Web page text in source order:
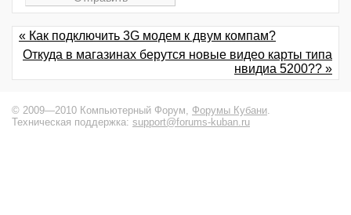
« Как подключить 3G модем к двум компам?
Откуда в магазинах берутся новые видео карты типа
нвидиа 5200?? »
© 2009—2010 Компьютерный Форум, Форумы Кубани
Техническая поддержка: support@forums-kuban.ru